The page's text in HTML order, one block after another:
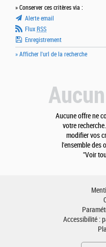
» Conserver ces critères via :
Alerte email
Flux RSS
Enregistrement
» Afficher l'url de la recherche
Aucune offre ne
votre
modifier vos
l'ensemble des
"Voir
Accessibilité :